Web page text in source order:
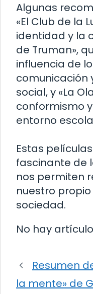
Algunas
«El Club de la
identidad y la
de Truman»,
influencia de
comunicación
social, y «La
conformismo
entorno
Estas
fascinante de
nos permiten
nuestro
sociedad.
No hay
Resumen
la mente» de